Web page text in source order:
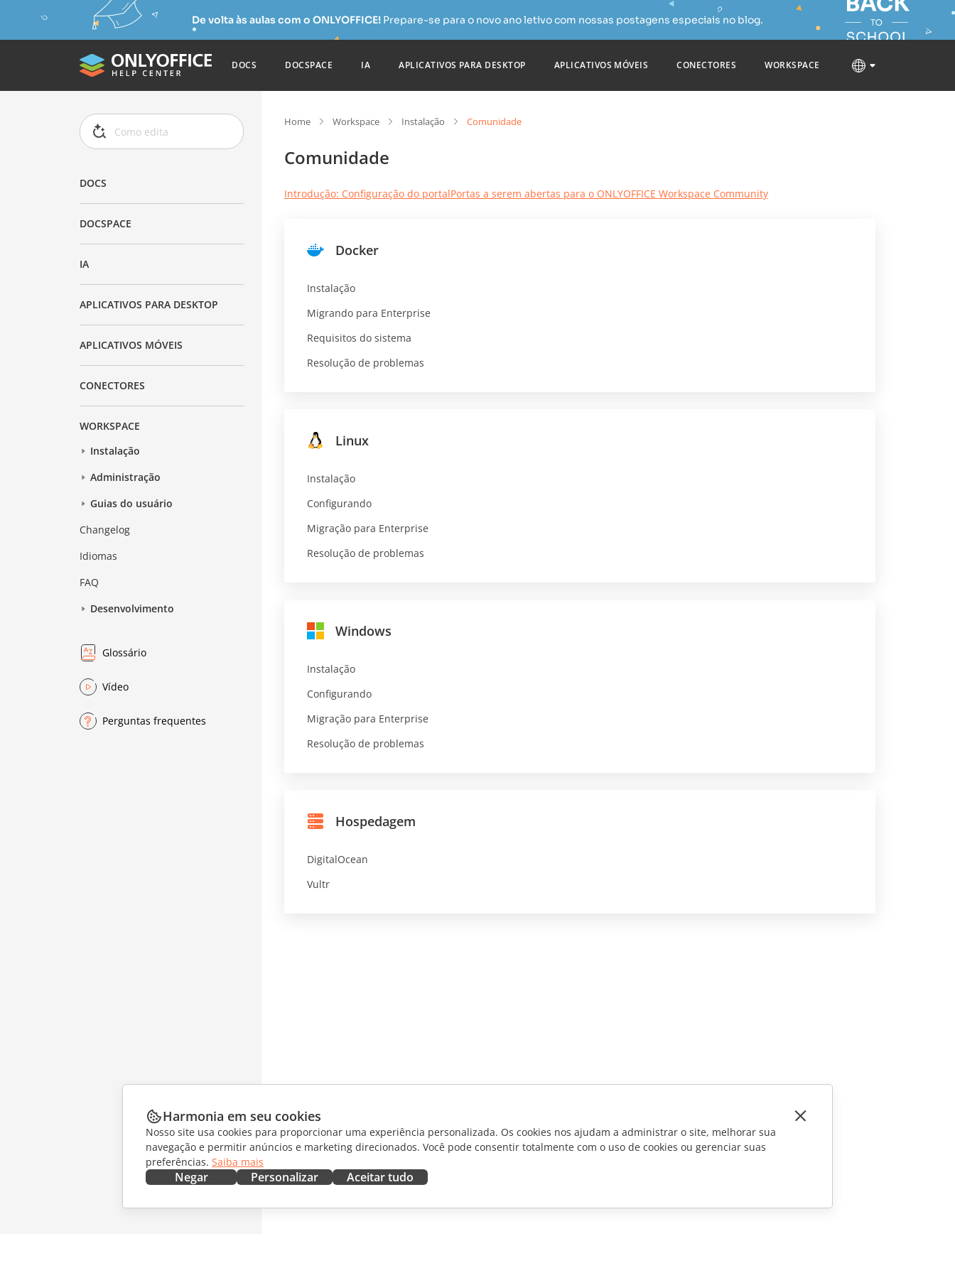
De volta às aulas com o ONLYOFFICE! Prepare-se para o novo ano letivo com nossas postagens especiais no blog.
DOCS DOCSPACE IA APLICATIVOS PARA DESKTOP APLICATIVOS MÓVEIS CONECTORES WORKSPACE
DOCS
DOCSPACE
IA
APLICATIVOS PARA DESKTOP
APLICATIVOS MÓVEIS
CONECTORES
WORKSPACE
Instalação
Administração
Guias do usuário
Changelog
Idiomas
FAQ
Desenvolvimento
Glossário
Vídeo
Perguntas frequentes
Home Workspace Instalação Comunidade
Comunidade
Introdução: Configuração do portalPortas a serem abertas para o ONLYOFFICE Workspace Community
Docker
Instalação
Migrando para Enterprise
Requisitos do sistema
Resolução de problemas
Linux
Instalação
Configurando
Migração para Enterprise
Resolução de problemas
Windows
Instalação
Configurando
Migração para Enterprise
Resolução de problemas
Hospedagem
DigitalOcean
Vultr
Harmonia em seu cookies
Nosso site usa cookies para proporcionar uma experiência personalizada. Os cookies nos ajudam a administrar o site, melhorar sua
navegação e permitir anúncios e marketing direcionados. Você pode consentir totalmente com o uso de cookies ou gerenciar suas
preferências. Saiba mais
Negar Personalizar Aceitar tudo